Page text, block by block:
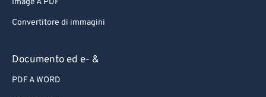
Image A PDF
Convertitore di immagini
Documento ed e- &
PDF A WORD